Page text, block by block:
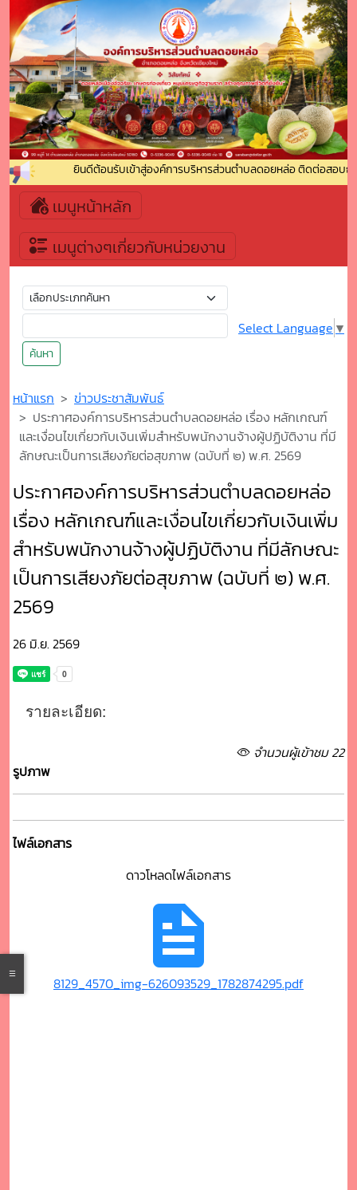
ยินดีต้อนรับเข้าสู่องค์การบริหารส่วนตำบลดอยหล่อ ติดต่อสอบถา
เมนูหน้าหลัก
เมนูต่างๆเกี่ยวกับหน่วยงาน
ค้นหา
Select Language ▼
หน้าแรก
ข่าวประชาสัมพันธ์
ประกาศองค์การบริหารส่วนตำบลดอยหล่อ เรื่อง หลักเกณฑ์
และเงื่อนไขเกี่ยวกับเงินเพิ่มสำหรับพนักงานจ้างผู้ปฏิบัติงาน ที่มี
ลักษณะเป็นการเสียงภัยต่อสุขภาพ (ฉบับที่ ๒) พ.ศ. 2569
ประกาศองค์การบริหารส่วนตำบลดอยหล่อ
เรื่อง หลักเกณฑ์และเงื่อนไขเกี่ยวกับเงินเพิ่ม
สำหรับพนักงานจ้างผู้ปฏิบัติงาน ที่มีลักษณะ
เป็นการเสียงภัยต่อสุขภาพ (ฉบับที่ ๒) พ.ศ.
2569
26 มิ.ย. 2569
รายละเอียด:
จำนวนผู้เข้าชม 22
รูปภาพ
ไฟล์เอกสาร
ดาวโหลดไฟล์เอกสาร
8129_4570_img-626093529_1782874295.pdf